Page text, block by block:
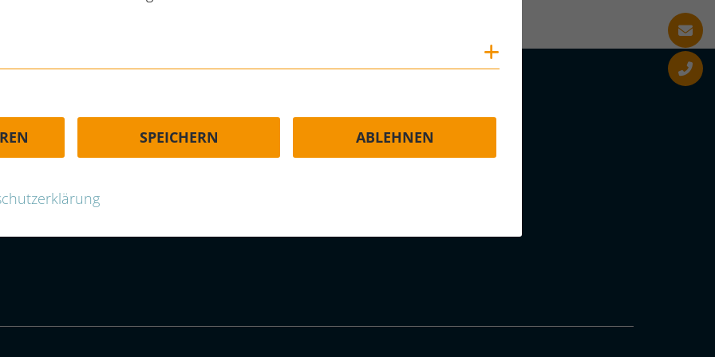
Cookies anzeigen
SPEICHERN ABLEHNEN